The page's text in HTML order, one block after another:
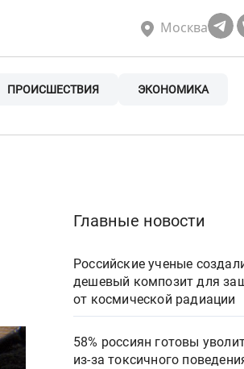
Москва
ПРОИСШЕСТВИЯ ЭКОНОМИКА
Главные новости
Российские ученые
дешевый композит для
от космической радиации
58% россиян готовы
из-за токсичного